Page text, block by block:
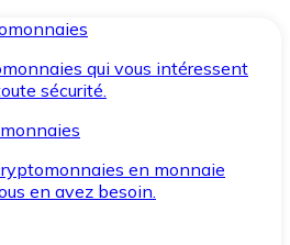
qui vous intéressent
sécurité.
en monnaie
en avez besoin.